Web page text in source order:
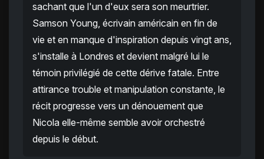
sachant que l'un d'eux sera son meurtrier.
Samson Young, écrivain américain en fin de
vie et en manque d'inspiration depuis vingt ans,
s'installe à Londres et devient malgré lui le
témoin privilégié de cette dérive fatale. Entre
attirance trouble et manipulation constante, le
récit progresse vers un dénouement que
Nicola elle-même semble avoir orchestré
depuis le début.